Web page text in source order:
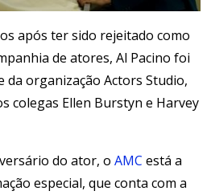
após ter sido rejeitado como
de atores, Al Pacino foi
da organização Actors Studio,
colegas Ellen Burstyn e Harvey
do ator, oAMC está a
especial, que conta com a